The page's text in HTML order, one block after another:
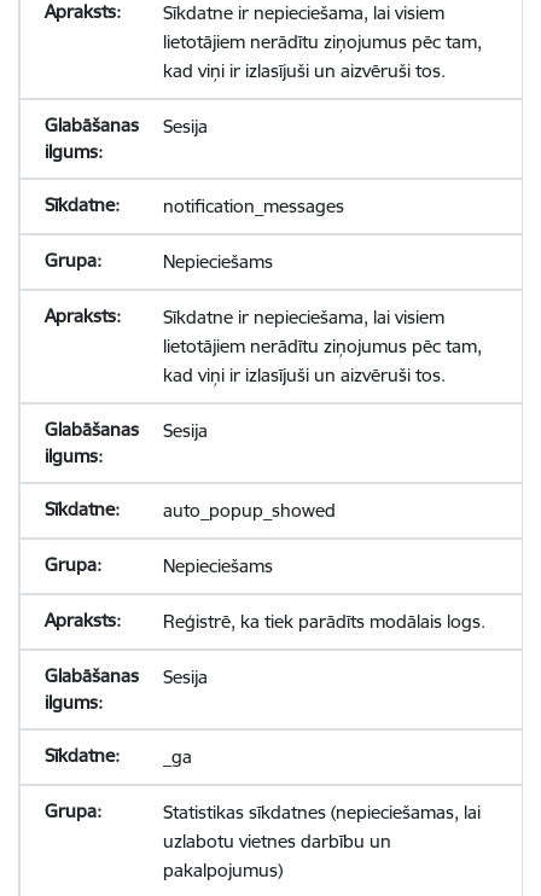
Sīkdatne ir nepieciešama, lai visiem
lietotājiem nerādītu ziņojumus pēc tam,
kad viņi ir izlasījuši un aizvēruši tos.
Sesija
notification_messages
Nepieciešams
Sīkdatne ir nepieciešama, lai visiem
lietotājiem nerādītu ziņojumus pēc tam,
kad viņi ir izlasījuši un aizvēruši tos.
Sesija
auto_popup_showed
Nepieciešams
Reģistrē, ka tiek parādīts modālais logs.
Sesija
_ga
Statistikas sīkdatnes (nepieciešamas, lai
uzlabotu vietnes darbību un
pakalpojumus)